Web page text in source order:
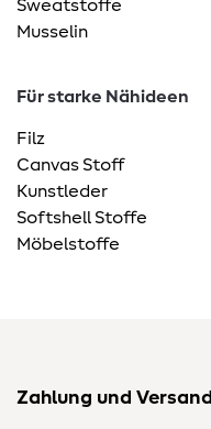
Sweatstoffe
Musselin
Für starke Nähideen
Filz
Canvas Stoff
Kunstleder
Softshell Stoffe
Möbelstoffe
Zahlung und Versand